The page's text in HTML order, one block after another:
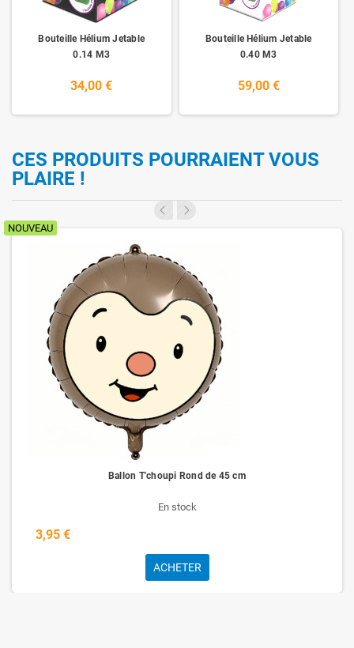
Bouteille Hélium Jetable
0.14 M3
34,00 €
Bouteille Hélium Jetable
0.40 M3
59,00 €
CES PRODUITS POURRAIENT VOUS
PLAIRE !
NOUVEAU
Ballon T'choupi Rond de 45 cm
En stock
3,95 €
ACHETER